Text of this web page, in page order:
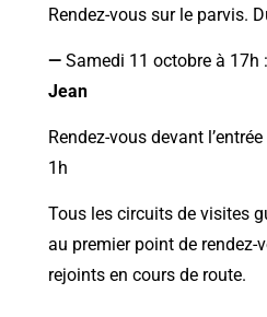
Rendez-vous sur le parvis.
—Samedi 11 octobre à 17h :
Jean
Rendez-vous devant
1h
Tous les circuits de visites
au premier point de rendez-
rejoints en cours de route.